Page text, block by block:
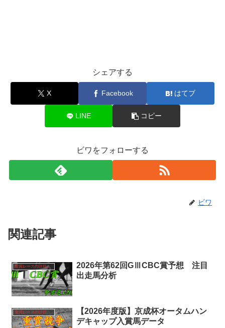
シェアする
X Facebook はてブ
LINE コピー
ビワをフォローする
ビワ
関連記事
重賞レースの注目馬分析
2026年第62回GⅢCBC賞予想 注目
出走馬分析
重賞レースの注目馬分析
【2026年度版】京成杯オータムハン
デキャップ入賞馬データ